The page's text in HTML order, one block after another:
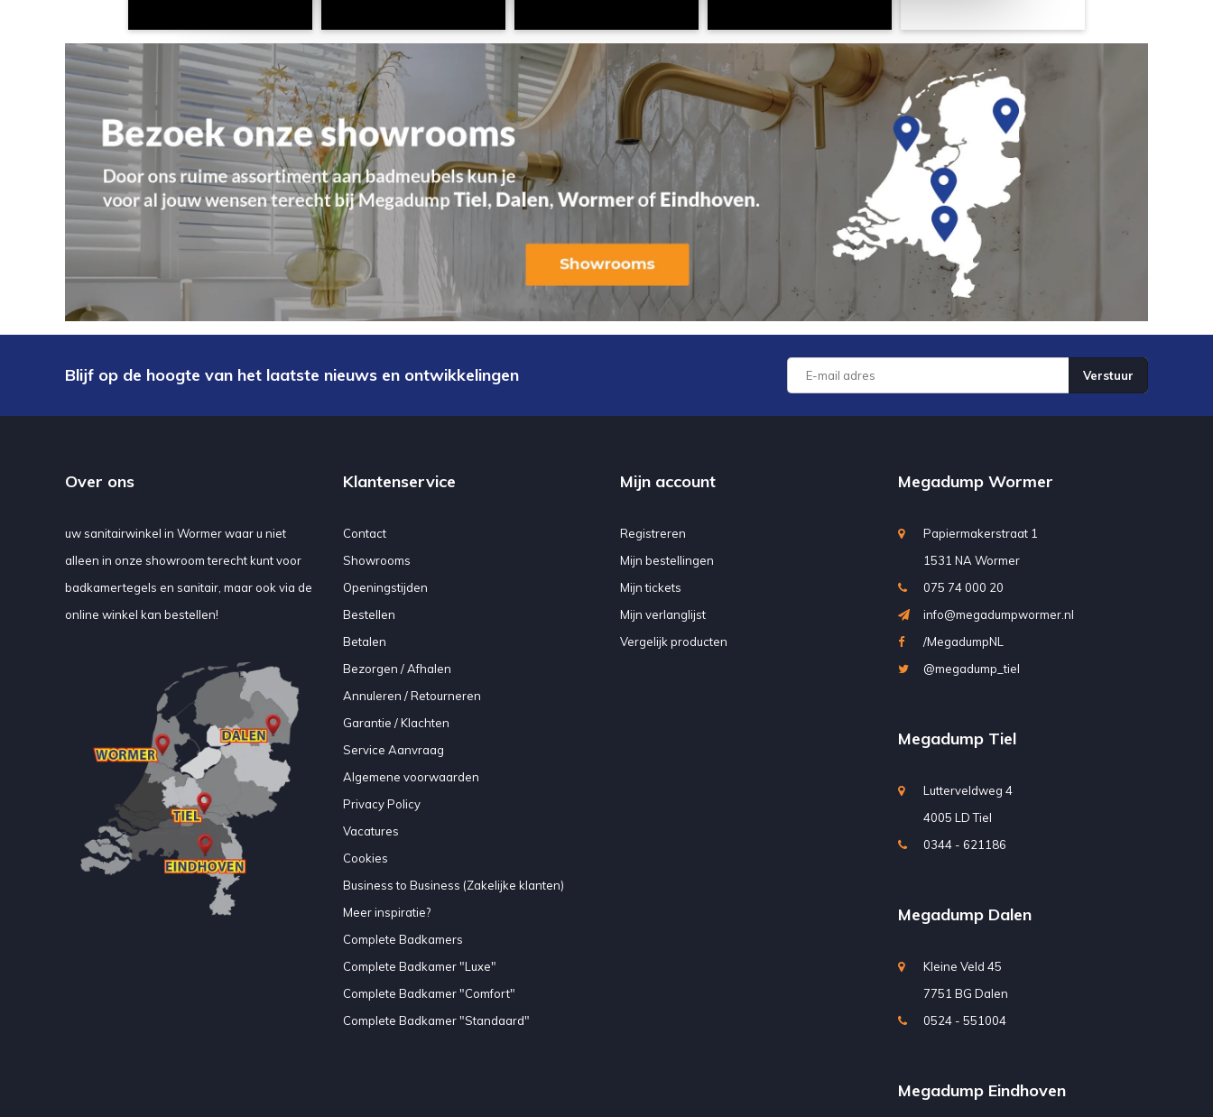
Blijf op de hoogte van het laatste nieuws en ontwikkelingen Verstuur
Over ons
uw sanitairwinkel in Wormer waar u niet
alleen in onze showroom terecht kunt voor
badkamertegels en sanitair, maar ook via de
online winkel kan bestellen!
Klantenservice
Contact
Showrooms
Openingstijden
Bestellen
Betalen
Bezorgen / Afhalen
Annuleren / Retourneren
Garantie / Klachten
Service Aanvraag
Algemene voorwaarden
Privacy Policy
Vacatures
Cookies
Business to Business (Zakelijke klanten)
Meer inspiratie?
Complete Badkamers
Complete Badkamer "Luxe"
Complete Badkamer "Comfort"
Complete Badkamer "Standaard"
Mijn account
Registreren
Mijn bestellingen
Mijn tickets
Mijn verlanglijst
Vergelijk producten
Megadump Wormer
Papiermakerstraat 1
1531 NA Wormer
075 74 000 20
info@megadumpwormer.nl
/MegadumpNL
@megadump_tiel
Megadump Tiel
Lutterveldweg 4
4005 LD Tiel
0344 - 621186
Megadump Dalen
Kleine Veld 45
7751 BG Dalen
0524 - 551004
Megadump Eindhoven